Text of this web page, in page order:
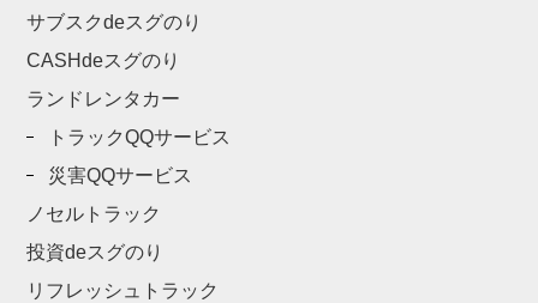
サブスクdeスグのり
CASHdeスグのり
ランドレンタカー
トラックQQサービス
災害QQサービス
ノセルトラック
投資deスグのり
リフレッシュトラック